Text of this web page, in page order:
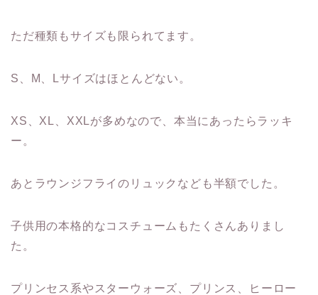
ただ種類もサイズも限られてます。
S、M、Lサイズはほとんどない。
XS、XL、XXLが多めなので、本当にあったらラッキ
ー。
あとラウンジフライのリュックなども半額でした。
子供用の本格的なコスチュームもたくさんありまし
た。
プリンセス系やスターウォーズ、プリンス、ヒーロー